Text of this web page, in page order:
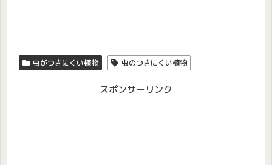
虫がつきにくい植物 虫のつきにくい植物
スポンサーリンク